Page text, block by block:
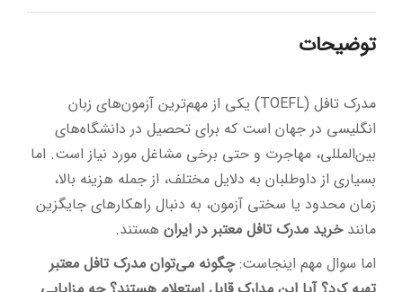
توضیحات
مدرک تافل (TOEFL) یکی از مهم‌ترین آزمون‌های زبان
انگلیسی در جهان است که برای تحصیل در دانشگاه‌های
بین‌المللی، مهاجرت و حتی برخی مشاغل مورد نیاز است. اما
بسیاری از داوطلبان به دلایل مختلف، از جمله هزینه بالا،
زمان محدود یا سختی آزمون، به دنبال راهکارهای جایگزین
مانندخرید مدرک تافل معتبر در ایران هستند.
اما سوال مهم اینجاست:چگونه می‌توان مدرک تافل معتبر